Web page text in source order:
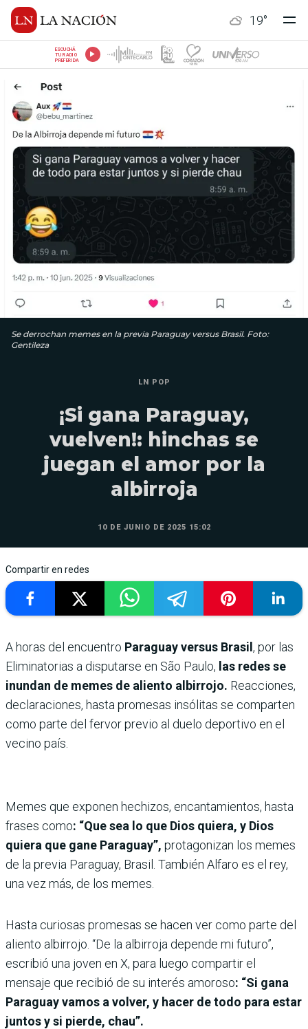
19°
ESCUCHÁ
TU RADIO
PREFERIDA
Se derrochan memes en la previa Paraguay versus Brasil. Foto:
Gentileza
LN POP
¡Si gana Paraguay,
vuelven!: hinchas se
juegan el amor por la
albirroja
10 DE JUNIO DE 2025 15:02
Compartir en redes
A horas del encuentro Paraguay versus Brasil, por las
Eliminatorias a disputarse en São Paulo, las redes se
inundan de memes de aliento albirrojo. Reacciones,
declaraciones, hasta promesas insólitas se comparten
como parte del fervor previo al duelo deportivo en el
vecino país.
Memes que exponen hechizos, encantamientos, hasta
frases como: “Que sea lo que Dios quiera, y Dios
quiera que gane Paraguay”, protagonizan los memes
de la previa Paraguay, Brasil. También Alfaro es el rey,
una vez más, de los memes.
Hasta curiosas promesas se hacen ver como parte del
aliento albirrojo. “De la albirroja depende mi futuro”,
escribió una joven en X, para luego compartir el
mensaje que recibió de su interés amoroso: “Si gana
Paraguay vamos a volver, y hacer de todo para estar
juntos y si pierde, chau”.